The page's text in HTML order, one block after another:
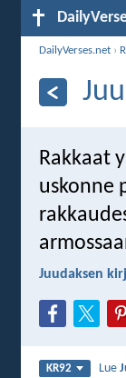
DailyVerses.net ›
Rakkaat
uskonne
Juudaksen
KR92 Lue